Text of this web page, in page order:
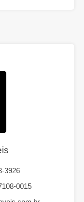
3926
0015